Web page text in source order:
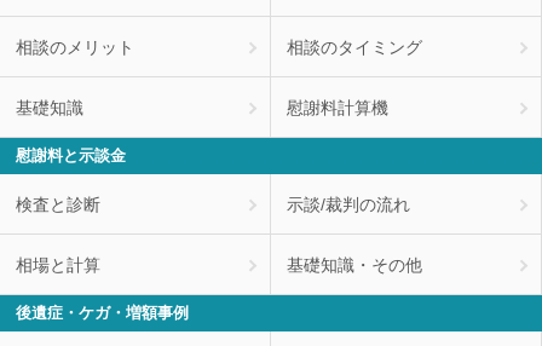
相談のメリット 相談のタイミング
基礎知識 慰謝料計算機
慰謝料と示談金
検査と診断 示談/裁判の流れ
相場と計算 基礎知識・その他
後遺症・ケガ・増額事例